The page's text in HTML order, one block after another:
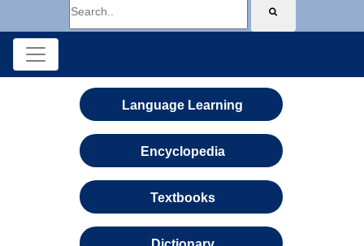
Language Learning
Encyclopedia
Textbooks